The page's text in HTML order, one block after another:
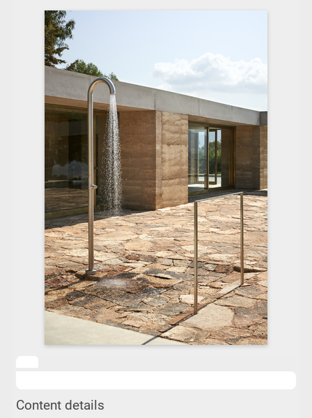
Content details